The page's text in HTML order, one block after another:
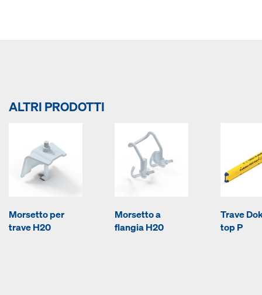
ALTRI PRODOTTI
Morsetto per
trave H20
Morsetto a
flangia H20
Trave
top P